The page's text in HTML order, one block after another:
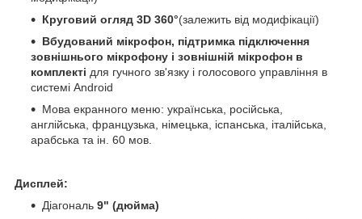
Круговий огляд 3D 360°(залежить від модифікації)
Вбудований мікрофон, підтримка підключення
зовнішнього мікрофону і зовнішній мікрофон в
комплекті для гучного зв'язку і голосового управління в
системі Android
Мова екранного меню: українська, російська,
англійська, французька, німецька, іспанська, італійська,
арабська та ін. 60 мов.
Дисплей:
Діагональ 9" (дюйма)